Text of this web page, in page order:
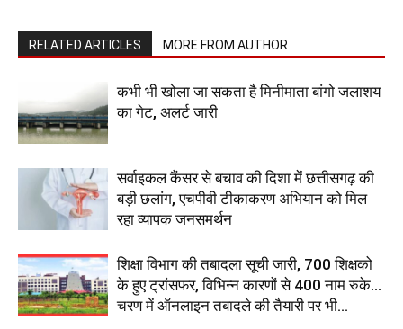
RELATED ARTICLES MORE FROM AUTHOR
कभी भी खोला जा सकता है मिनीमाता बांगो जलाशय
का गेट, अलर्ट जारी
सर्वाइकल कैंसर से बचाव की दिशा में छत्तीसगढ़ की
बड़ी छलांग, एचपीवी टीकाकरण अभियान को मिल
रहा व्यापक जनसमर्थन
शिक्षा विभाग की तबादला सूची जारी, 700 शिक्षको
के हुए ट्रांसफर, विभिन्न कारणों से 400 नाम रुके…
चरण में ऑनलाइन तबादले की तैयारी पर भी...